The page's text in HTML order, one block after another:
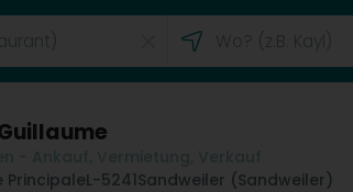
PrincipaleL-5241Sandweiler (Sandweiler)